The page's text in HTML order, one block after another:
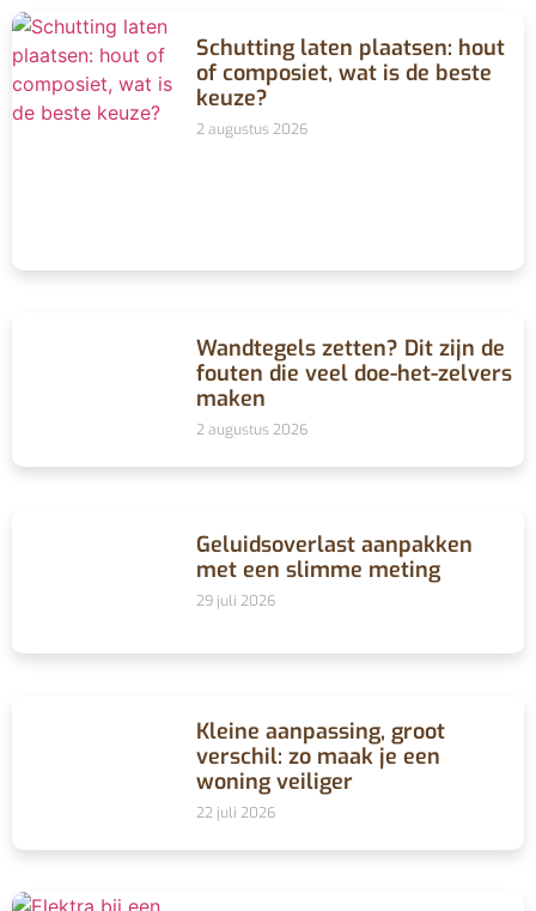
Schutting laten plaatsen: hout
of composiet, wat is de beste
keuze?
2 augustus 2026
Wandtegels zetten? Dit zijn de
fouten die veel doe-het-zelvers
maken
2 augustus 2026
Geluidsoverlast aanpakken
met een slimme meting
29 juli 2026
Kleine aanpassing, groot
verschil: zo maak je een
woning veiliger
22 juli 2026